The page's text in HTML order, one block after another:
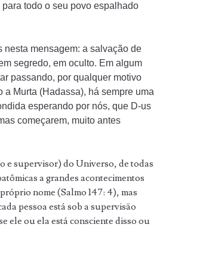
todo o seu povo espalhado
nesta mensagem: a salvação de
segredo, em oculto. Em algum
passando, por qualquer motivo
a Murta (Hadassa), há sempre uma
esperando por nós, que D-us
começarem, muito antes
a grandes acontecimentos
nome (Salmo 147: 4), mas
pessoa está sob a supervisão